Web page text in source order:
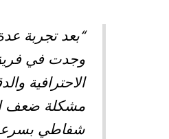
“بعد تجربة
وجدت في
الاحترافية
مشكلة ضعف
شفاطي